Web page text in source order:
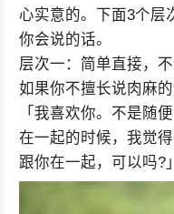
心实意的。下面3个层
你会说的话。
层次一：简单直接，
如果你不擅长说肉麻的
「我喜欢你。不是随
在一起的时候，我觉
跟你在一起，可以吗?」